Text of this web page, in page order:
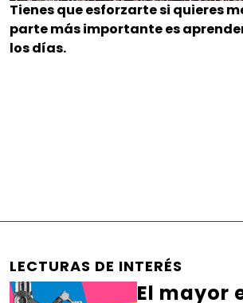
Tienes que esforzarte si quieres
parte más importante es
los días.
LECTURAS DE INTERÉS
El mayor